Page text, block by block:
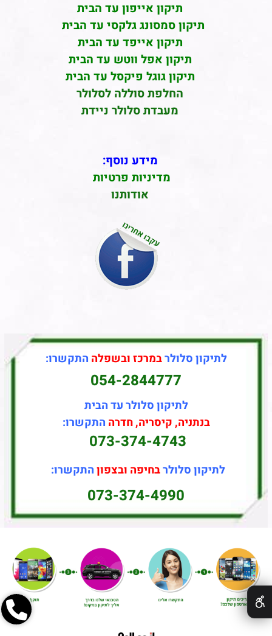
תיקון אייפון עד הבית
תיקון סמסונג גלקסי עד הבית
תיקון אייפד עד הבית
תיקון אפל ווטש עד הבית
תיקון גוגל פיקסל עד הבית
החלפת סוללה לסלולר
מעבדת סלולר ניידת
מידע נוסף:
מדיניות פרטיות
אודותנו
לתיקון סלולרבמרכז ובשפלה התקשרו:
054-2844777
לתיקון סלולר עד הבית
בנתניה, קיסריה, חדרה התקשרו:
073-374-4743
לתיקון סלולרבחיפה ובצפוןהתקשרו:
073-374-4990
✕